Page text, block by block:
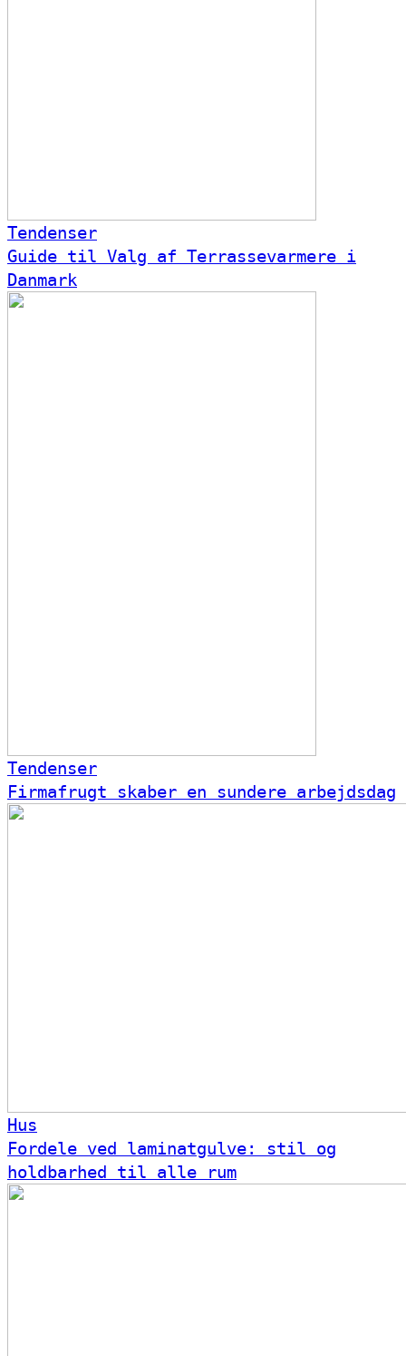
Tendenser
Guide til Valg af Terrassevarmere i
Danmark
Tendenser
Firmafrugt skaber en sundere arbejdsdag
Hus
Fordele ved laminatgulve: stil og
holdbarhed til alle rum